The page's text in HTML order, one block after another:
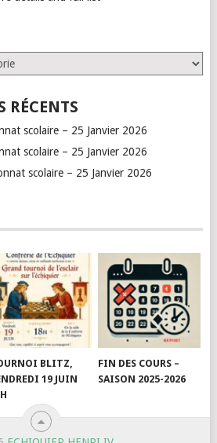
RÉCENTS
scolaire – 25 Janvier 2026
scolaire – 25 Janvier 2026
scolaire – 25 Janvier 2026
BLITZ,
19 JUIN
FIN DES COURS –
SAISON 2025-2026